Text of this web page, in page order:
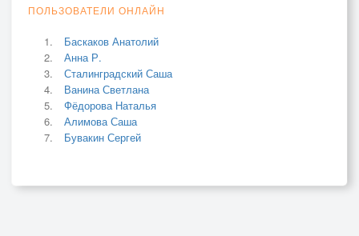
ПОЛЬЗОВАТЕЛИ ОНЛАЙН
Баскаков Анатолий
Анна Р.
Сталинградский Саша
Ванина Светлана
Фёдорова Наталья
Алимова Саша
Бувакин Сергей